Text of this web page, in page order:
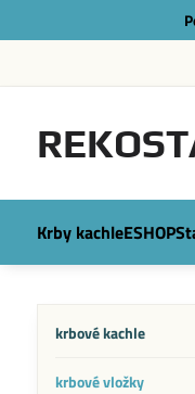
Krby kachleESHOP
krbové kachle
krbové vložky